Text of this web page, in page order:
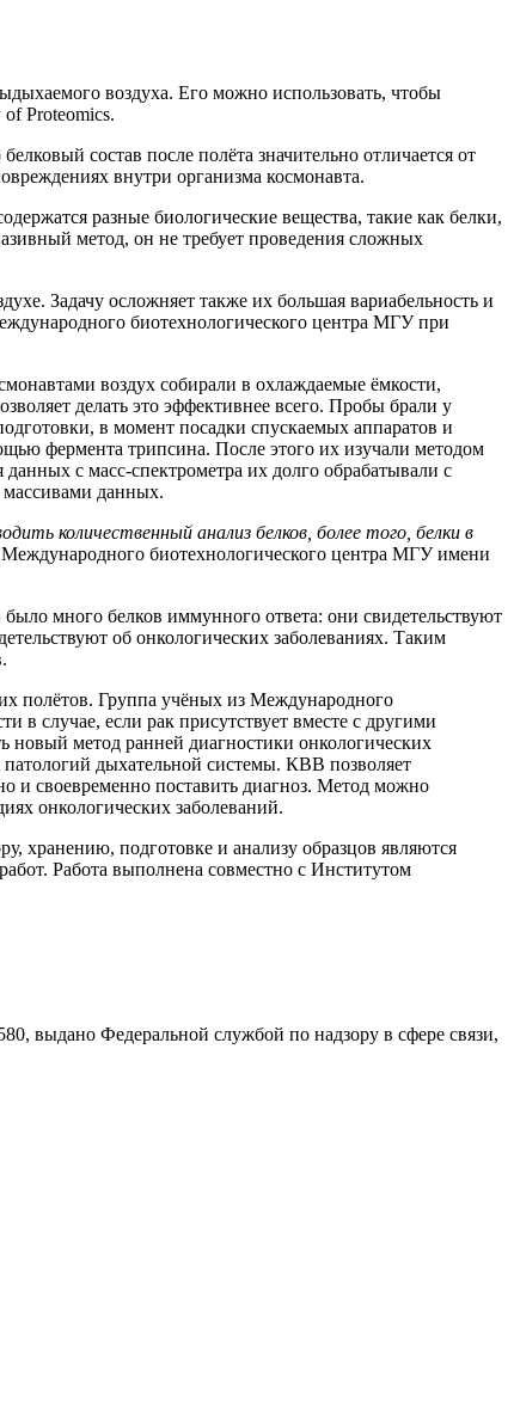
воздуха. Его можно использовать, чтобы
Proteomics.
состав после полёта значительно отличается от
внутри организма космонавта.
разные биологические вещества, такие как белки,
метод, он не требует проведения сложных
Задачу осложняет также их большая вариабельность и
биотехнологического центра МГУ при
воздух собирали в охлаждаемые ёмкости,
делать это эффективнее всего. Пробы брали у
в момент посадки спускаемых аппаратов и
фермента трипсина. После этого их изучали методом
с масс-спектрометра их долго обрабатывали с
данных.
количественный анализ белков, более того, белки в
Международного биотехнологического центра МГУ имени
много белков иммунного ответа: они свидетельствуют
об онкологических заболеваниях. Таким
полётов. Группа учёных из Международного
в случае, если рак присутствует вместе с другими
новый метод ранней диагностики онкологических
дыхательной системы. КВВ позволяет
и своевременно поставить диагноз. Метод можно
онкологических заболеваний.
хранению, подготовке и анализу образцов являются
Работа выполнена совместно с Институтом
выдано Федеральной службой по надзору в сфере связи,